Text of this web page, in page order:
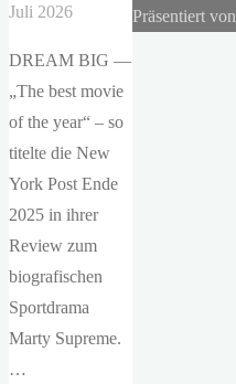
Juli 2026
DREAM BIG —
„The best movie
of the year“ – so
titelte die New
York Post Ende
2025 in ihrer
Review zum
biografischen
Sportdrama
Marty Supreme.
…
Präsentiert von